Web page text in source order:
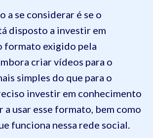
a se considerar é se o
disposto a investir em
formato exigido pela
criar vídeos para o
simples do que para o
investir em conhecimento
a usar esse formato, bem como
funciona nessa rede social.